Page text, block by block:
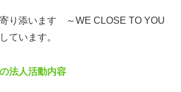
寄り添います ～WE CLOSE TO YOU
ています。
法人活動内容